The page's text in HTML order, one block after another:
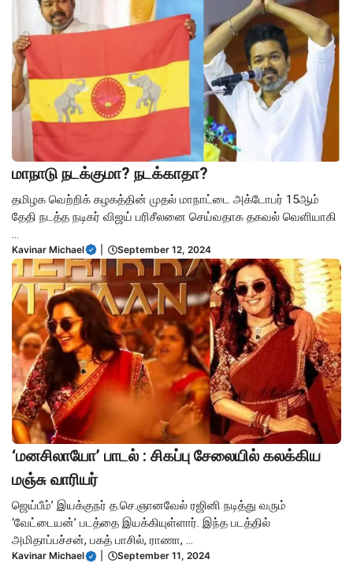
மாநாடு நடக்குமா? நடக்காதா?
தமிழக வெற்றிக் கழகத்தின் முதல் மாநாட்டை அக்டோபர் 15ஆம்
தேதி நடத்த நடிகர் விஜய் பரிசீலனை செய்வதாக தகவல் வெளியாகி
...
Kavinar Michael September 12, 2024
‘மனசிலாயோ’ பாடல் : சிகப்பு சேலையில் கலக்கிய
மஞ்சு வாரியர்
ஜெய்பீம்’ இயக்குநர் த.செ.ஞானவேல் ரஜினி நடித்து வரும்
‘வேட்டையன்’ படத்தை இயக்கியுள்ளார். இந்த படத்தில்
அமிதாப்பச்சன், பகத் பாசில், ராணா, ...
Kavinar Michael September 11, 2024